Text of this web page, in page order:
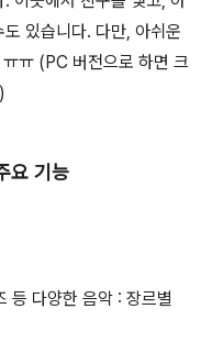
있습니다. 다만, 아쉬운
ㅠ (PC 버전으로 하면 크
요 기능
등 다양한 음악 : 장르별